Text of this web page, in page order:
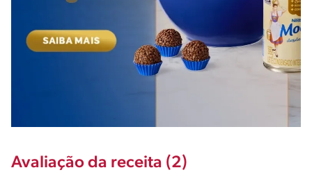
Avaliação da receita (2)